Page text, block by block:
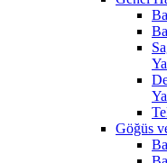
Göğüs